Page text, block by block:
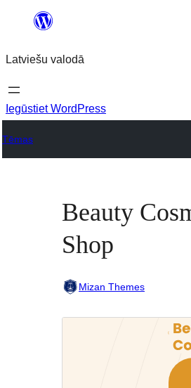
Pāriet
saturu
Latviešu valodā
Iegūstiet WordPress
Tēmas
Beauty
Shop
Mizan Themes